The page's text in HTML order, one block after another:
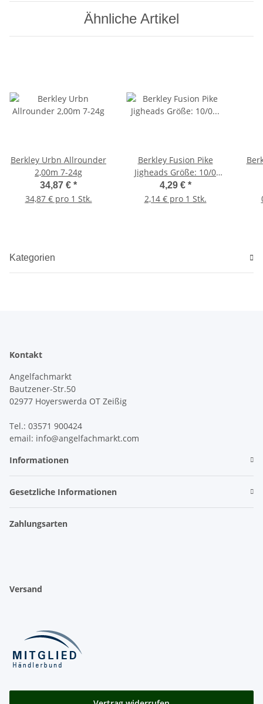
Ähnliche Artikel
Berkley Urbn Allrounder
2,00m 7-24g
34,87 € *
34,87 € pro 1 Stk.
Berkley Fusion Pike
Jigheads Größe: 10/0
Gewicht: 30g 2 Stück
4,29 € *
2,14 € pro 1 Stk.
Kategorien
Kontakt
Angelfachmarkt
Bautzener-Str.50
02977 Hoyerswerda OT Zeißig
Tel.: 03571 900424
email: info@angelfachmarkt.com
Informationen
Gesetzliche Informationen
Zahlungsarten
Versand